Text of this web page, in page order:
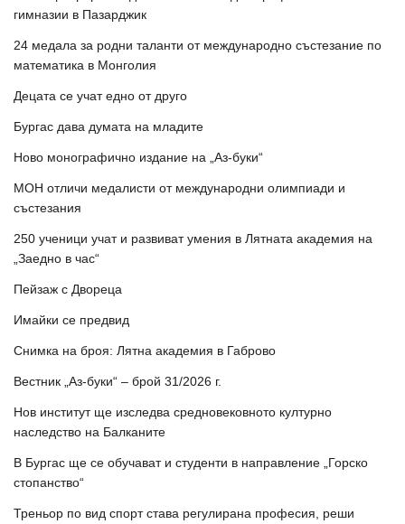
гимназии в Пазарджик
24 медала за родни таланти от международно състезание по
математика в Монголия
Децата се учат едно от друго
Бургас дава думата на младите
Ново монографично издание на „Аз-буки“
МОН отличи медалисти от международни олимпиади и
състезания
250 ученици учат и развиват умения в Лятната академия на
„Заедно в час“
Пейзаж с Двореца
Имайки се предвид
Снимка на броя: Лятна академия в Габрово
Вестник „Аз-буки“ – брой 31/2026 г.
Нов институт ще изследва средновековното културно
наследство на Балканите
В Бургас ще се обучават и студенти в направление „Горско
стопанство“
Треньор по вид спорт става регулирана професия, реши